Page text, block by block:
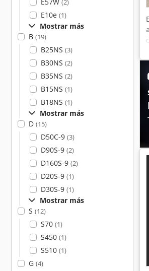
(2)
E10e (1)
Mostrar más
B (19)
B25NS (3)
B30NS (2)
B35NS (2)
B15NS (1)
B18NS (1)
Mostrar más
D (15)
D50C-9 (3)
D90S-9 (2)
D160S-9 (2)
D20S-9 (1)
D30S-9 (1)
Mostrar más
S (12)
S70 (1)
S450 (1)
S510 (1)
G (4)